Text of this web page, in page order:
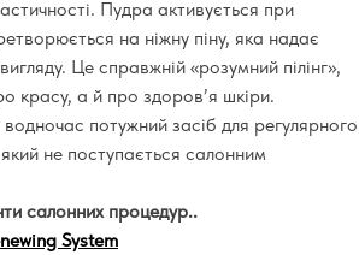
Пудра активується при
на ніжну піну, яка надає
Це справжній «розумний пілінг»,
красу, а й про здоров’я шкіри.
потужний засіб для регулярного
не поступається салонним
салонних процедур..
System